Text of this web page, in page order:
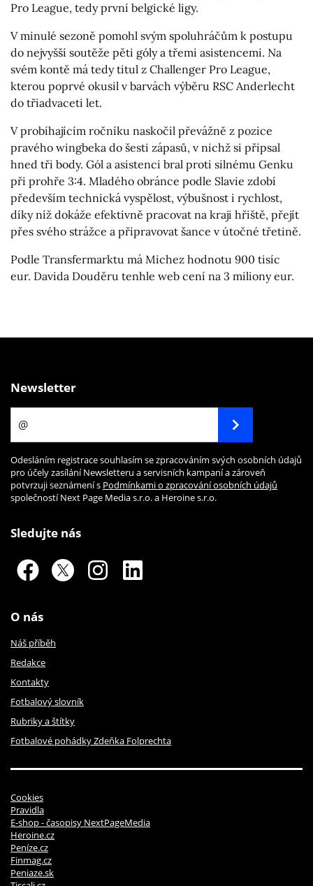
Pro League, tedy první belgické ligy.
V minulé sezoně pomohl svým spoluhráčům k postupu
do nejvyšší soutěže pěti góly a třemi asistencemi. Na
svém kontě má tedy titul z Challenger Pro League,
kterou poprvé okusil v barvách výběru RSC Anderlecht
do třiadvaceti let.
V probíhajícím ročníku naskočil převážně z pozice
pravého wingbeka do šesti zápasů, v nichž si připsal
hned tři body. Gól a asistenci bral proti silnému Genku
při prohře 3:4. Mladého obránce podle Slavie zdobí
především technická vyspělost, výbušnost i rychlost,
díky níž dokáže efektivně pracovat na kraji hřiště, přejít
přes svého strážce a připravovat šance v útočné třetině.
Podle Transfermarktu má Michez hodnotu 900 tisíc
eur. Davida Douděru tenhle web cení na 3 miliony eur.
Newsletter
Odesláním registrace souhlasím se zpracováním svých osobních údajů
pro účely zasílání Newsletteru a servisních kampaní a zároveň
potvrzuji seznámení s Podmínkami o zpracování osobních údajů
společností Next Page Media s.r.o. a Heroine s.r.o.
Sledujte nás
O nás
Náš příběh
Redakce
Kontakty
Fotbalový slovník
Rubriky a štítky
Fotbalové pohádky Zdeňka Folprechta
Cookies
Pravidla
E-shop - časopisy NextPageMedia
Heroine.cz
Peníze.cz
Finmag.cz
Peniaze.sk